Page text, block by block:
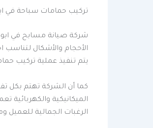
تركيب حمامات سباحة في
شركة صيانة مسابح في
الأحجام والأشكال
يتم تنفيذ عملية تركيب
كما أن الشركة تهتم بكل
الميكانيكية
الرغبات الجمالية للعميل